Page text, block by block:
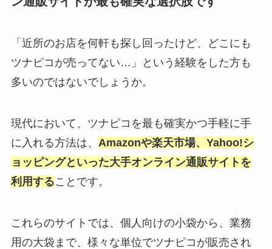
「近所のお店を何軒も探し回ったけど、どこにも
ツナピコが売ってない…」という経験をした方も
多いのではないでしょうか。
現代において、ツナピコを最も確実かつ手軽に手
に入れる方法は、 Amazonや楽天市場、Yahoo!シ
ョッピングといった大手オンライン通販サイトを
利用することです。
これらのサイトでは、個人向けの小袋から、業務
用の大袋まで、様々な単位でツナピコが販売され